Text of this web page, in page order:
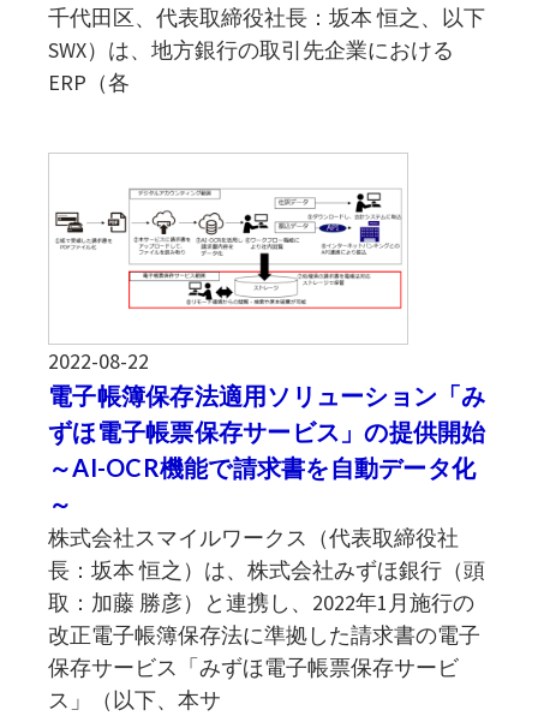
千代田区、代表取締役社長：坂本 恒之、以下
SWX）は、地方銀行の取引先企業における
ERP（各
2022-08-22
電子帳簿保存法適用ソリューション「み
ずほ電子帳票保存サービス」の提供開始
～AI-OCR機能で請求書を自動データ化
～
株式会社スマイルワークス（代表取締役社
長：坂本 恒之）は、株式会社みずほ銀行（頭
取：加藤 勝彦）と連携し、2022年1月施行の
改正電子帳簿保存法に準拠した請求書の電子
保存サービス「みずほ電子帳票保存サービ
ス」（以下、本サ